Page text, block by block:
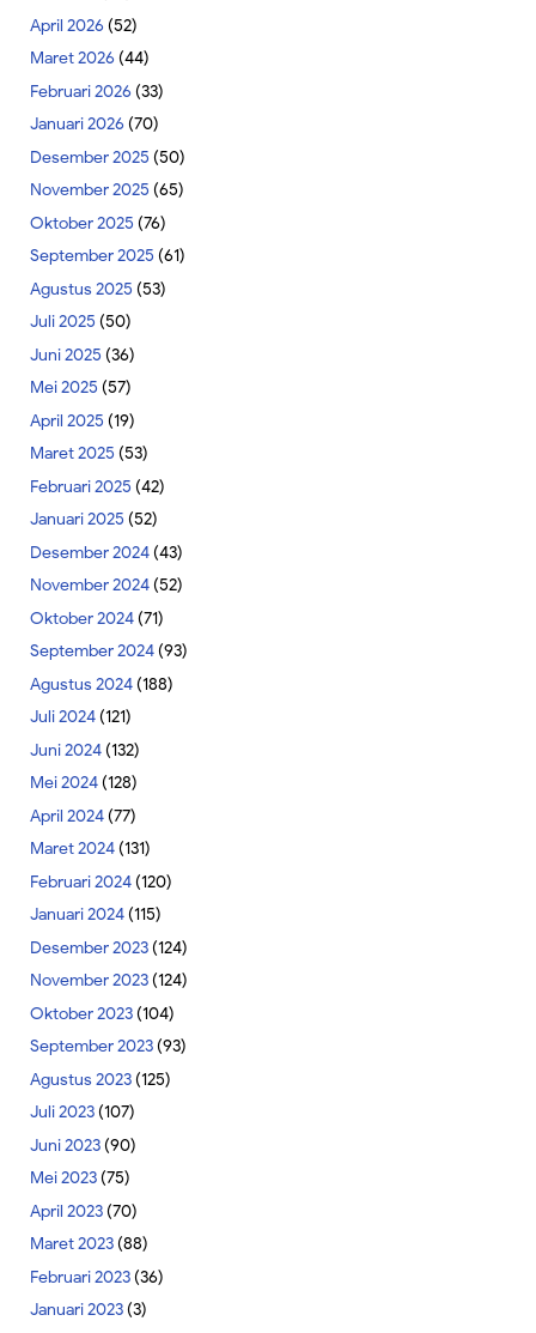
April 2026 (52)
Maret 2026 (44)
Februari 2026 (33)
Januari 2026 (70)
Desember 2025 (50)
November 2025 (65)
Oktober 2025 (76)
September 2025 (61)
Agustus 2025 (53)
Juli 2025 (50)
Juni 2025 (36)
Mei 2025 (57)
April 2025 (19)
Maret 2025 (53)
Februari 2025 (42)
Januari 2025 (52)
Desember 2024(43)
November 2024(52)
Oktober 2024(71)
September 2024(93)
Agustus 2024(188)
Juli 2024(121)
Juni 2024(132)
Mei 2024(128)
April 2024(77)
Maret 2024(131)
Februari 2024(120)
Januari 2024(115)
Desember 2023(124)
November 2023(124)
Oktober 2023(104)
September 2023(93)
Agustus 2023(125)
Juli 2023(107)
Juni 2023(90)
Mei 2023(75)
April 2023(70)
Maret 2023(88)
Februari 2023(36)
Januari 2023(3)